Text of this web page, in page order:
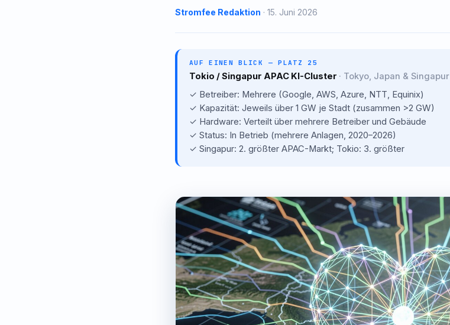
Stromfee Redaktion · 15. Juni 2026
AUF EINEN BLICK — PLATZ 25
Tokio / Singapur APAC KI-Cluster · Tokyo, Japan & Singapur
✓ Betreiber: Mehrere (Google, AWS, Azure, NTT, Equinix)
✓ Kapazität: Jeweils über 1 GW je Stadt (zusammen >2 GW)
✓ Hardware: Verteilt über mehrere Betreiber und Gebäude
✓ Status: In Betrieb (mehrere Anlagen, 2020–2026)
✓ Singapur: 2. größter APAC-Markt; Tokio: 3. größter